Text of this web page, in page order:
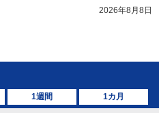
2026年8月8日
1週間 1カ月